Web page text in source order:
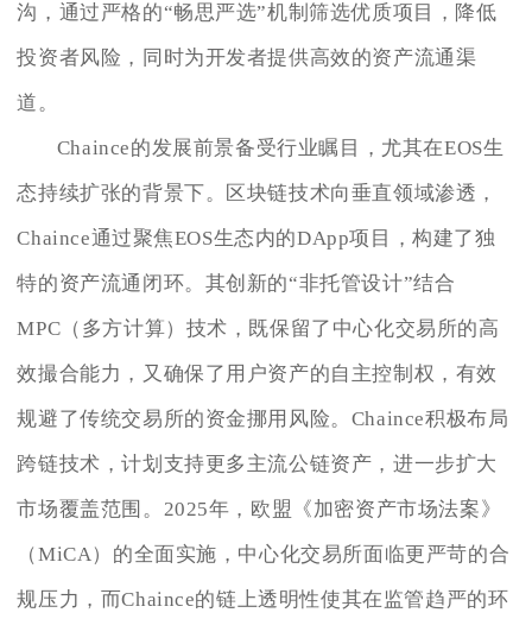
沟，通过严格的“畅思严选”机制筛选优质项目，降低
投资者风险，同时为开发者提供高效的资产流通渠
道。
Chaince的发展前景备受行业瞩目，尤其在EOS生
态持续扩张的背景下。区块链技术向垂直领域渗透，
Chaince通过聚焦EOS生态内的DApp项目，构建了独
特的资产流通闭环。其创新的“非托管设计”结合
MPC（多方计算）技术，既保留了中心化交易所的高
效撮合能力，又确保了用户资产的自主控制权，有效
规避了传统交易所的资金挪用风险。Chaince积极布局
跨链技术，计划支持更多主流公链资产，进一步扩大
市场覆盖范围。2025年，欧盟《加密资产市场法案》
（MiCA）的全面实施，中心化交易所面临更严苛的合
规压力，而Chaince的链上透明性使其在监管趋严的环